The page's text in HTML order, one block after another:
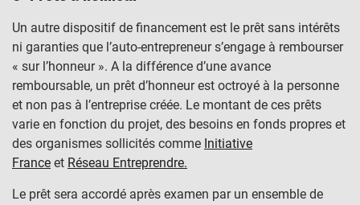
Un autre dispositif de financement est le prêt sans intérêts
ni garanties que l’auto-entrepreneur s’engage à rembourser
« sur l’honneur ». A la différence d’une avance
remboursable, un prêt d’honneur est octroyé à la personne
et non pas à l’entreprise créée. Le montant de ces prêts
varie en fonction du projet, des besoins en fonds propres et
des organismes sollicités comme Initiative
France et Réseau Entreprendre.
Le prêt sera accordé après examen par un ensemble de